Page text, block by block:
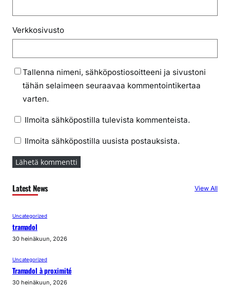
Verkkosivusto
Tallenna nimeni, sähköpostiosoitteeni ja sivustoni
tähän selaimeen seuraavaa kommentointikertaa
varten.
Ilmoita sähköpostilla tulevista kommenteista.
Ilmoita sähköpostilla uusista postauksista.
Latest News View All
Uncategorized
tramadol
30 heinäkuun, 2026
Uncategorized
Tramadol à proximité
30 heinäkuun, 2026